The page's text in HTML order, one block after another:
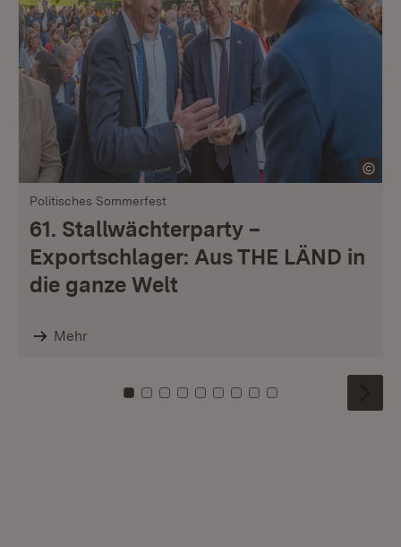
Politisches Sommerfest
61. Stallwächterparty –
Exportschlager: Aus THE LÄND in
die ganze Welt
Mehr
Zu Kachel: 0
Zu Kachel: 1
Zu Kachel: 2
Zu Kachel: 3
Zu Kachel: 4
Zu Kachel: 5
Zu Kachel: 6
Zu Kachel: 7
Zu Kachel: 8